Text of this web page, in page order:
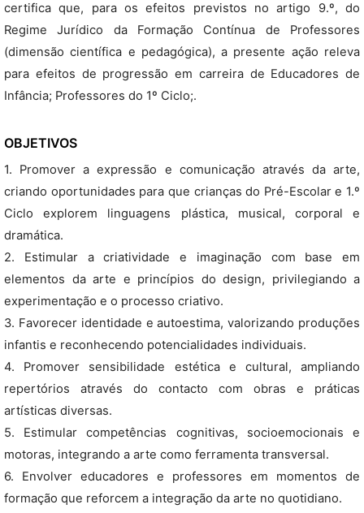
certifica que, para os efeitos previstos no artigo 9.º, do
Regime Jurídico da Formação Contínua de Professores
(dimensão científica e pedagógica), a presente ação releva
para efeitos de progressão em carreira de Educadores de
Infância; Professores do 1º Ciclo;.
OBJETIVOS
1. Promover a expressão e comunicação através da arte,
criando oportunidades para que crianças do Pré-Escolar e 1.º
Ciclo explorem linguagens plástica, musical, corporal e
dramática.
2. Estimular a criatividade e imaginação com base em
elementos da arte e princípios do design, privilegiando a
experimentação e o processo criativo.
3. Favorecer identidade e autoestima, valorizando produções
infantis e reconhecendo potencialidades individuais.
4. Promover sensibilidade estética e cultural, ampliando
repertórios através do contacto com obras e práticas
artísticas diversas.
5. Estimular competências cognitivas, socioemocionais e
motoras, integrando a arte como ferramenta transversal.
6. Envolver educadores e professores em momentos de
formação que reforcem a integração da arte no quotidiano.